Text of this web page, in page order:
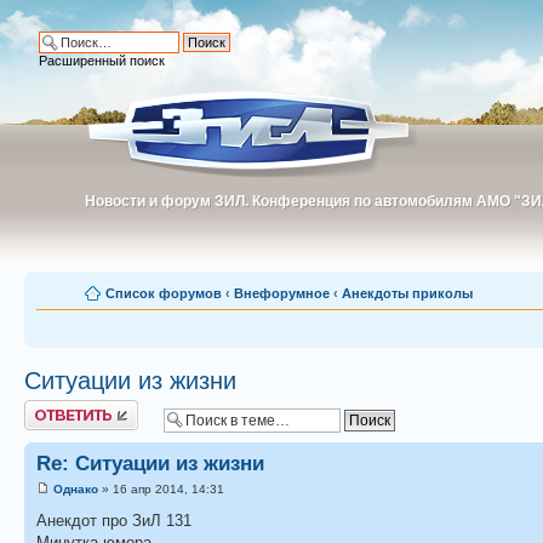
Новости и форум ЗИЛ. Конференция по автомобилям АМО
Новости и форум ЗИЛ. Конференция по автомобилям АМО
Расширенный поиск
Список форумов ‹ Внефорумное ‹ Анекдоты приколы
Ситуации из жизни
Ответить
Re: Ситуации из жизни
Однако » 16 апр 2014, 14:31
Анекдот про ЗиЛ 131